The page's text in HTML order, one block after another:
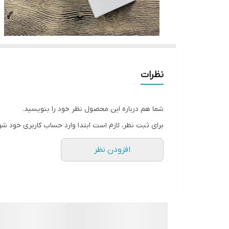
نظرات
شما هم درباره این محصول نظر خود را بنویسید.
برای ثبت نظر، لازم است ابتدا وارد حساب کاربری خود
افزودن نظر